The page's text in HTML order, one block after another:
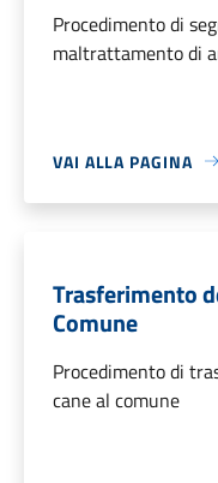
Procedimento di
maltrattamento di
VAI ALLA PAGINA
Trasferimento
Comune
Procedimento di
cane al comune